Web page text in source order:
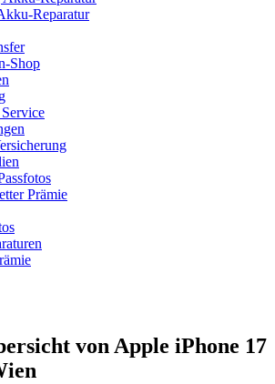
Reparatur
Shop
Prämie
von Apple iPhone 17